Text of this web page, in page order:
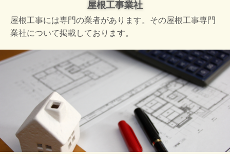
屋根工事業社
屋根工事には専門の業者があります。その屋根工事専門
業社について掲載しております。